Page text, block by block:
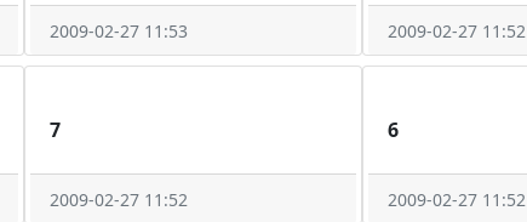
2009-02-27 11:53 2009-02-27 11:52
7
2009-02-27 11:52
6
2009-02-27 11:52